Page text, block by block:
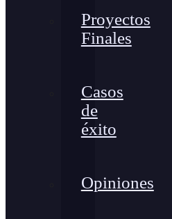
Proyectos
Finales
Casos
de
éxito
Opiniones